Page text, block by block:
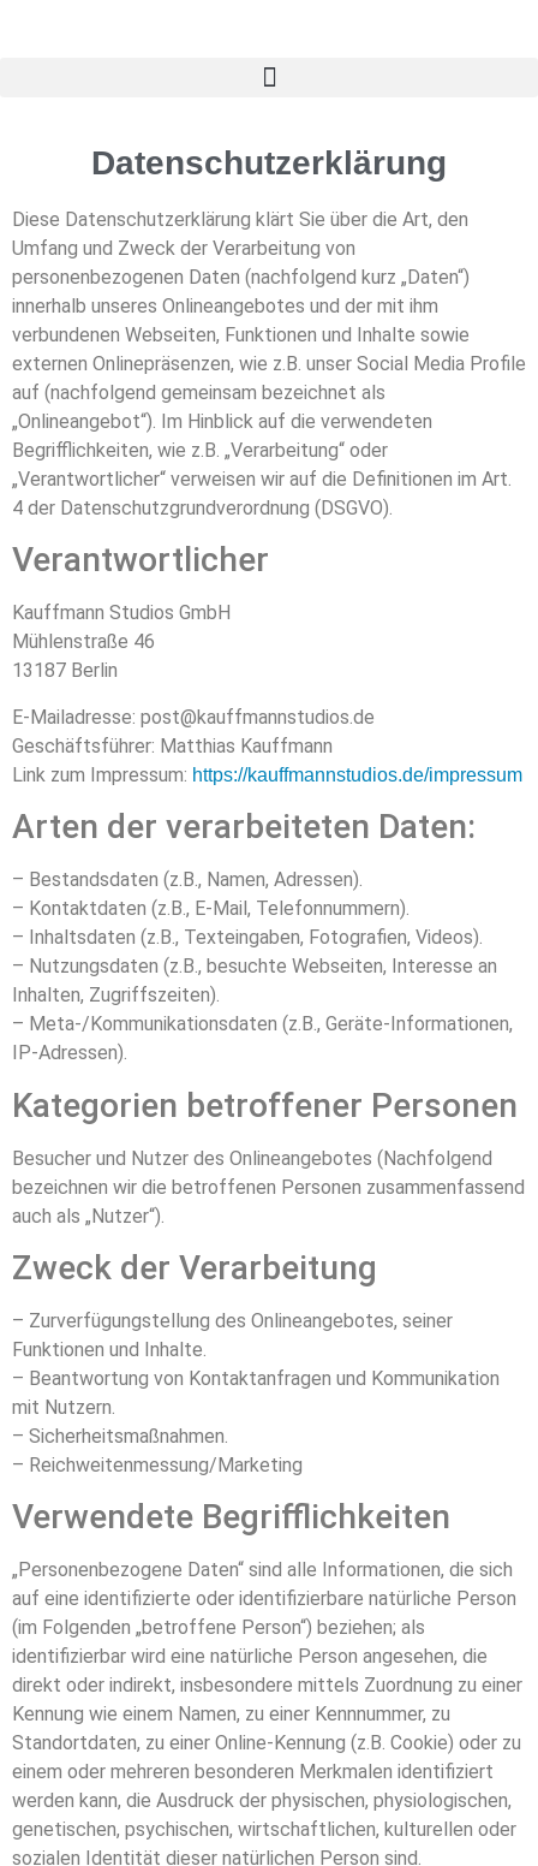
Datenschutzerklärung
Diese Datenschutzerklärung klärt Sie über die Art, den
Umfang und Zweck der Verarbeitung von
personenbezogenen Daten (nachfolgend kurz „Daten“)
innerhalb unseres Onlineangebotes und der mit ihm
verbundenen Webseiten, Funktionen und Inhalte sowie
externen Onlinepräsenzen, wie z.B. unser Social Media Profile
auf (nachfolgend gemeinsam bezeichnet als
„Onlineangebot“). Im Hinblick auf die verwendeten
Begrifflichkeiten, wie z.B. „Verarbeitung“ oder
„Verantwortlicher“ verweisen wir auf die Definitionen im Art.
4 der Datenschutzgrundverordnung (DSGVO).
Verantwortlicher
Kauffmann Studios GmbH
Mühlenstraße 46
13187 Berlin
E-Mailadresse: post@kauffmannstudios.de
Geschäftsführer: Matthias Kauffmann
Link zum Impressum: https://kauffmannstudios.de/impressum
Arten der verarbeiteten Daten:
– Bestandsdaten (z.B., Namen, Adressen).
– Kontaktdaten (z.B., E-Mail, Telefonnummern).
– Inhaltsdaten (z.B., Texteingaben, Fotografien, Videos).
– Nutzungsdaten (z.B., besuchte Webseiten, Interesse an
Inhalten, Zugriffszeiten).
– Meta-/Kommunikationsdaten (z.B., Geräte-Informationen,
IP-Adressen).
Kategorien betroffener Personen
Besucher und Nutzer des Onlineangebotes (Nachfolgend
bezeichnen wir die betroffenen Personen zusammenfassend
auch als „Nutzer“).
Zweck der Verarbeitung
– Zurverfügungstellung des Onlineangebotes, seiner
Funktionen und Inhalte.
– Beantwortung von Kontaktanfragen und Kommunikation
mit Nutzern.
– Sicherheitsmaßnahmen.
– Reichweitenmessung/Marketing
Verwendete Begrifflichkeiten
„Personenbezogene Daten“ sind alle Informationen, die sich
auf eine identifizierte oder identifizierbare natürliche Person
(im Folgenden „betroffene Person“) beziehen; als
identifizierbar wird eine natürliche Person angesehen, die
direkt oder indirekt, insbesondere mittels Zuordnung zu einer
Kennung wie einem Namen, zu einer Kennnummer, zu
Standortdaten, zu einer Online-Kennung (z.B. Cookie) oder zu
einem oder mehreren besonderen Merkmalen identifiziert
werden kann, die Ausdruck der physischen, physiologischen,
genetischen, psychischen, wirtschaftlichen, kulturellen oder
sozialen Identität dieser natürlichen Person sind.